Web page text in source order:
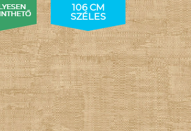
106 CM
SZÉLES